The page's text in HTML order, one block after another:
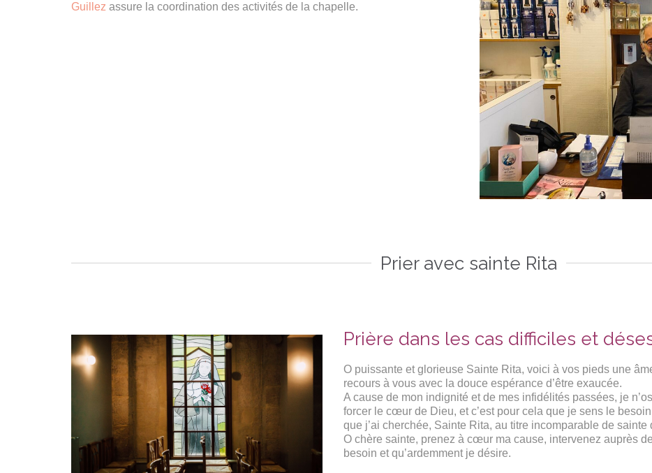
Guillez assure la coordination des activités de la chapelle.
Prier avec sainte Rita
Prière dans les cas difficiles et
O puissante et glorieuse Sainte Rita, voici à vos pieds une
recours à vous avec la douce espérance d’être exaucée.
A cause de mon indignité et de mes infidélités passées, je
forcer le cœur de Dieu, et c’est pour cela que je sens le
que j’ai cherchée, Sainte Rita, au titre incomparable de
O chère sainte, prenez à cœur ma cause, intervenez auprès
besoin et qu’ardemment je désire.